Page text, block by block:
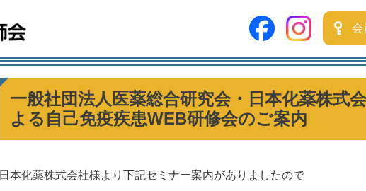
会
一般社団法人医薬総合研究会・日本化薬株式
よる自己免疫疾患WEB研修会のご案内
日本化薬株式会社様より下記セミナー案内がありましたので